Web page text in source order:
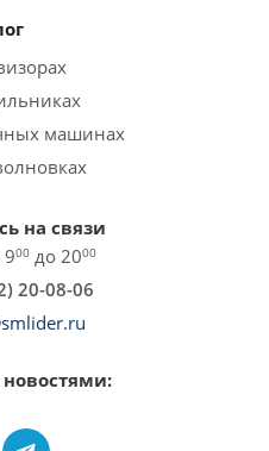
машинах
на связи
900 до 2000
20-08-06